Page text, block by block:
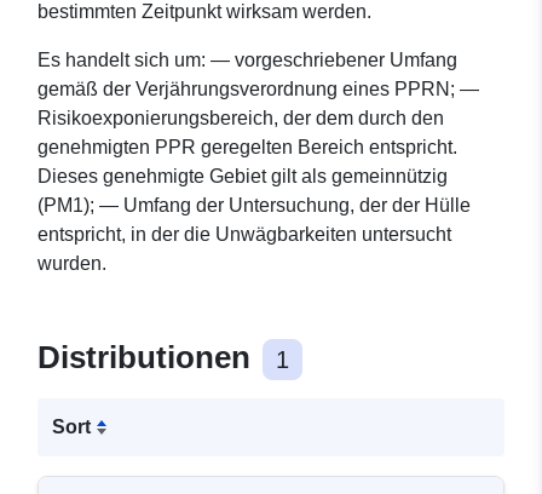
bestimmten Zeitpunkt wirksam werden.
Es handelt sich um: — vorgeschriebener Umfang
gemäß der Verjährungsverordnung eines PPRN; —
Risikoexponierungsbereich, der dem durch den
genehmigten PPR geregelten Bereich entspricht.
Dieses genehmigte Gebiet gilt als gemeinnützig
(PM1); — Umfang der Untersuchung, der der Hülle
entspricht, in der die Unwägbarkeiten untersucht
wurden.
Distributionen 1
Sort